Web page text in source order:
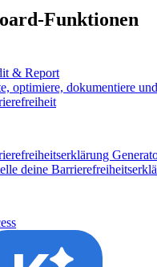
Funktionen
& Report
optimiere, dokumentiere
deine